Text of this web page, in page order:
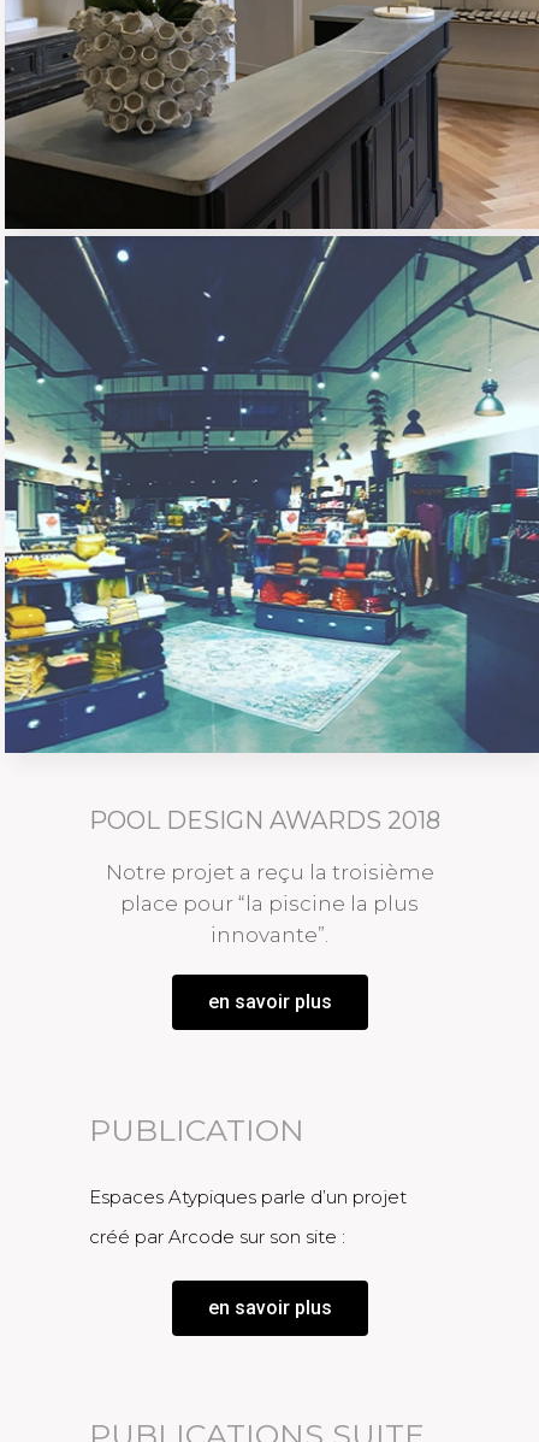
UTILITY
03 - TERTIAIRE
POOL DESIGN AWARDS 2018
Notre projet a reçu la troisième
place pour “la piscine la plus
innovante”.
en savoir plus
PUBLICATION
Espaces Atypiques parle d’un projet
créé par Arcode sur son site :
en savoir plus